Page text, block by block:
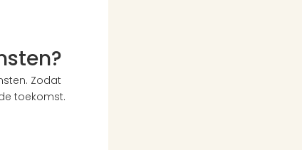
Zodat
toekomst.